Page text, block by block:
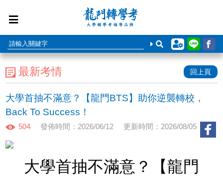
最新考情 回上頁
大學首抽不滿意？【龍門BTS】助你逆襲轉校，
Back To Success！
504 發佈時間：2026/06/12 更新時間：2026/08/05
大學首抽不滿意？【龍門